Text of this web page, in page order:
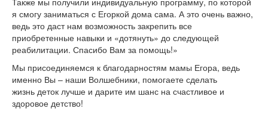
я смогу заниматься с Егоркой дома сама. А это очень важно,
ведь это даст нам возможность закрепить все
приобретенные навыки и «дотянуть» до следующей
реабилитации. Спасибо Вам за помощь!»
Мы присоединяемся к благодарностям мамы Егора, ведь
именно Вы – наши Волшебники, помогаете сделать
жизнь деток лучше и дарите им шанс на счастливое и
здоровое детство!